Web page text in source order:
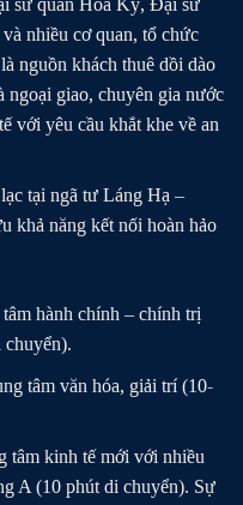
nhiều cơ quan, tổ chức
nguồn khách thuê dồi dào
ngoại giao, chuyên gia nước
với yêu cầu khắt khe về an
tại ngã tư Láng Hạ –
khả năng kết nối hoàn hảo
hành chính – chính trị
chuyển).
tâm văn hóa, giải trí (10-
tâm kinh tế mới với nhiều
A (10 phút di chuyển). Sự